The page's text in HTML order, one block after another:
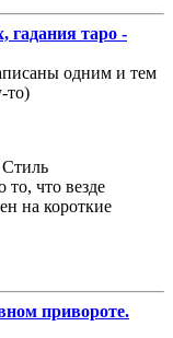
гадания таро -
одним и тем
то)
что везде
на короткие
привороте.